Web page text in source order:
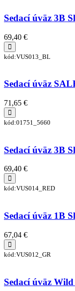
Sedací úväz 3B
69,40 €
kód:VUS013_BL
Sedací úväz
71,65 €
kód:01751_5660
Sedací úväz 3B
69,40 €
kód:VUS014_RED
Sedací úväz 1B
67,04 €
kód:VUS012_GR
Sedací úväz